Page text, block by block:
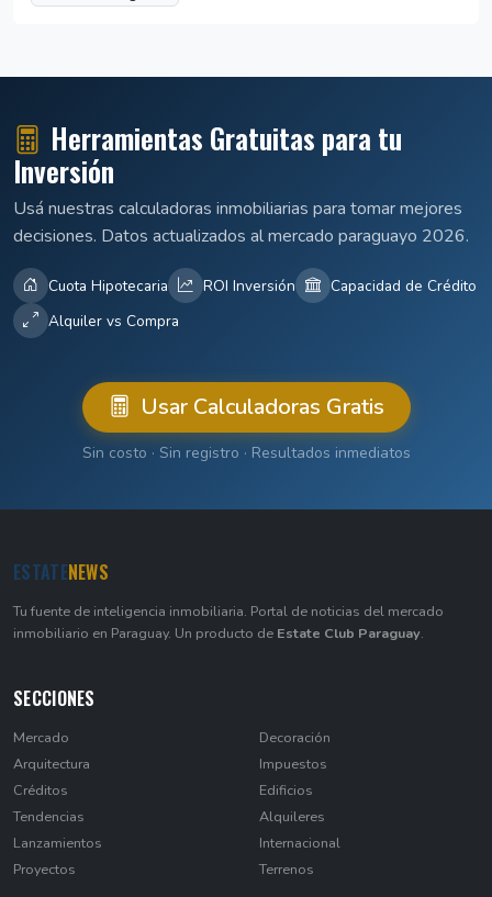
Herramientas Gratuitas para tu
Inversión
Usá nuestras calculadoras inmobiliarias para tomar mejores
decisiones. Datos actualizados al mercado paraguayo 2026.
Cuota Hipotecaria ROI Inversión
Capacidad de Crédito
Alquiler vs Compra
Usar Calculadoras Gratis
Sin costo · Sin registro · Resultados inmediatos
ESTATENEWS
Tu fuente de inteligencia inmobiliaria. Portal de noticias del mercado
inmobiliario en Paraguay. Un producto de Estate Club Paraguay.
SECCIONES
Mercado
Arquitectura
Créditos
Tendencias
Lanzamientos
Proyectos
Decoración
Impuestos
Edificios
Alquileres
Internacional
Terrenos